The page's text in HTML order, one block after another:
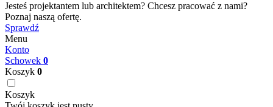
Jesteś projektantem lub architektem? Chcesz pracować z nami?
Poznaj naszą ofertę.
Sprawdź
Menu
Konto
Schowek 0
Koszyk 0
Koszyk